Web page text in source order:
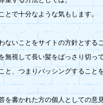
とで十分なような気もします。
いことをサイトの方針とする
無視して長い髪をばっさり切っ
と、つまりバッシングすること
書かれた方の個人としての意